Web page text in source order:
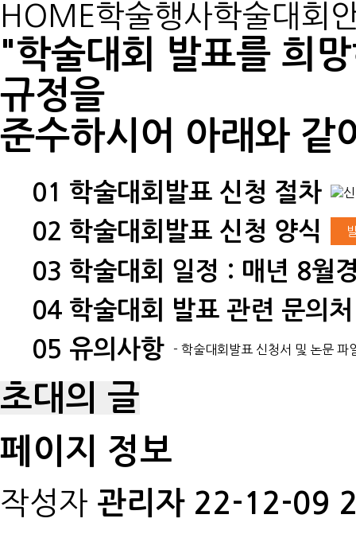
HOME학술행사학술대회
"학술대회 발표를 희
규정을
준수하시어 아래와 같
01
학술대회발표 신청 절차
02 학술대회발표 신청 양식
03 학술대회 일정 : 매년 8월
04 학술대회 발표 관련 문의처
05 유의사항 - 학술대회발표 신청서 및 논문 파
초대의 글
페이지 정보
작성자 관리자 22-12-09